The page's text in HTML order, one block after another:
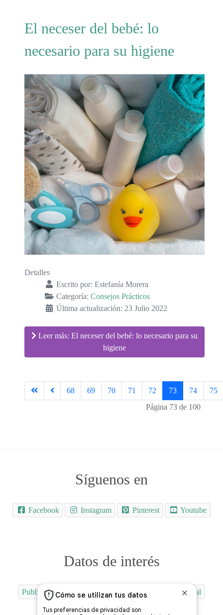
El neceser del bebé: lo
necesario para su higiene
Detalles
Escrito por: Estefanía Morera
Categoría: Consejos Prácticos
Última actualización: 23 Julio 2022
Leer más: El neceser del bebé: lo necesario para su
higiene
Página 73 de 100
68 69 70 71 72 73 74 75
Síguenos en
Facebook Instagram Pinterest Youtube
Datos de interés
Publicidad Quiénes Somos Contactar
Aviso Legal
Uso de las Cookies
Protección del Menor